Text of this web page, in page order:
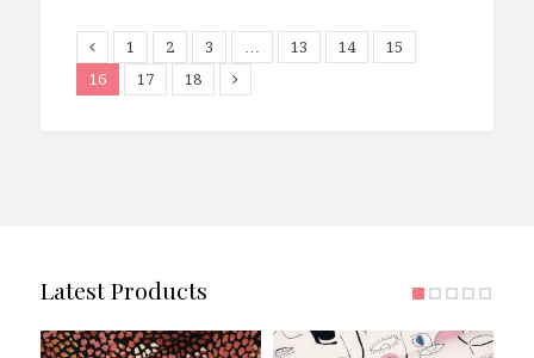
1 2 3 … 13 14
15
16
17 18
Latest Products